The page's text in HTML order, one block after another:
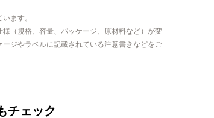
ます。
（規格、容量、パッケージ、原材料など）が変
ジやラベルに記載されている注意書きなどをご
チェック